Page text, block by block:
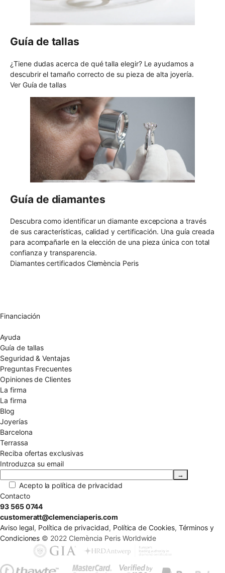
Guía de tallas
¿Tiene dudas acerca de qué talla elegir? Le ayudamos a
descubrir el tamaño correcto de su pieza de alta joyería.
Ver Guía de tallas
Guía de diamantes
Descubra como identificar un diamante excepciona a través
de sus características, calidad y certificación. Una guía creada
para acompañarle en la elección de una pieza única con total
confianza y transparencia.
Diamantes certificados Clemència Peris
Financiación
Ayuda
Guía de tallas
Seguridad & Ventajas
Preguntas Frecuentes
Opiniones de Clientes
La firma
La firma
Blog
Joyerías
Barcelona
Terrassa
Reciba ofertas exclusivas
Introduzca su email
Acepto la política de privacidad
Contacto
93 565 0744
customeratt@clemenciaperis.com
Aviso legal, Política de privacidad, Política de Cookies, Términos y
Condiciones © 2022 Clemència Peris Worldwide